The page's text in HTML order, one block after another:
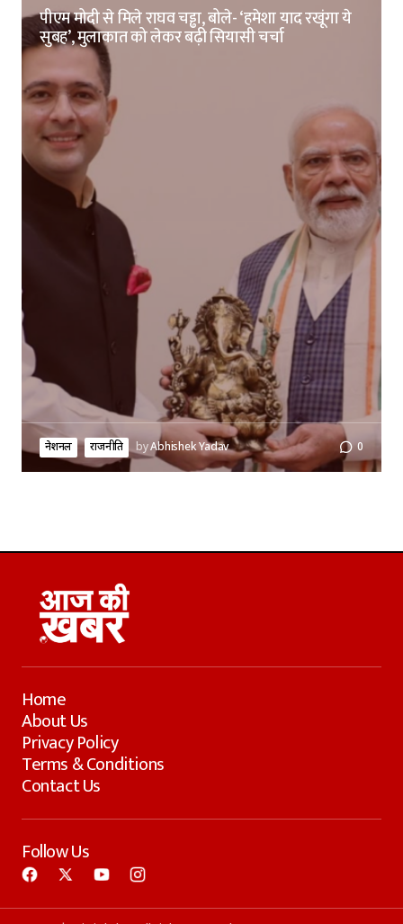
पीएम मोदी से मिले राघव चड्ढा, बोले- ‘हमेशा याद रखूंगा ये
सुबह’, मुलाकात को लेकर बढ़ी सियासी चर्चा
नेशनल राजनीति byAbhishek Yadav 0
Home
About Us
Privacy Policy
Terms & Conditions
Contact Us
Follow Us